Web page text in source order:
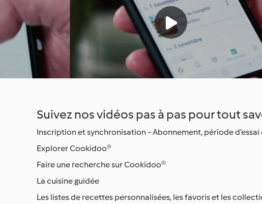
Suivez nos vidéos pas à pas pour tout
Inscription et synchronisation - Abonnement, période
Explorer Cookidoo®
Faire une recherche sur Cookidoo®
La cuisine guidée
Les listes de recettes personnalisées, les favoris et les